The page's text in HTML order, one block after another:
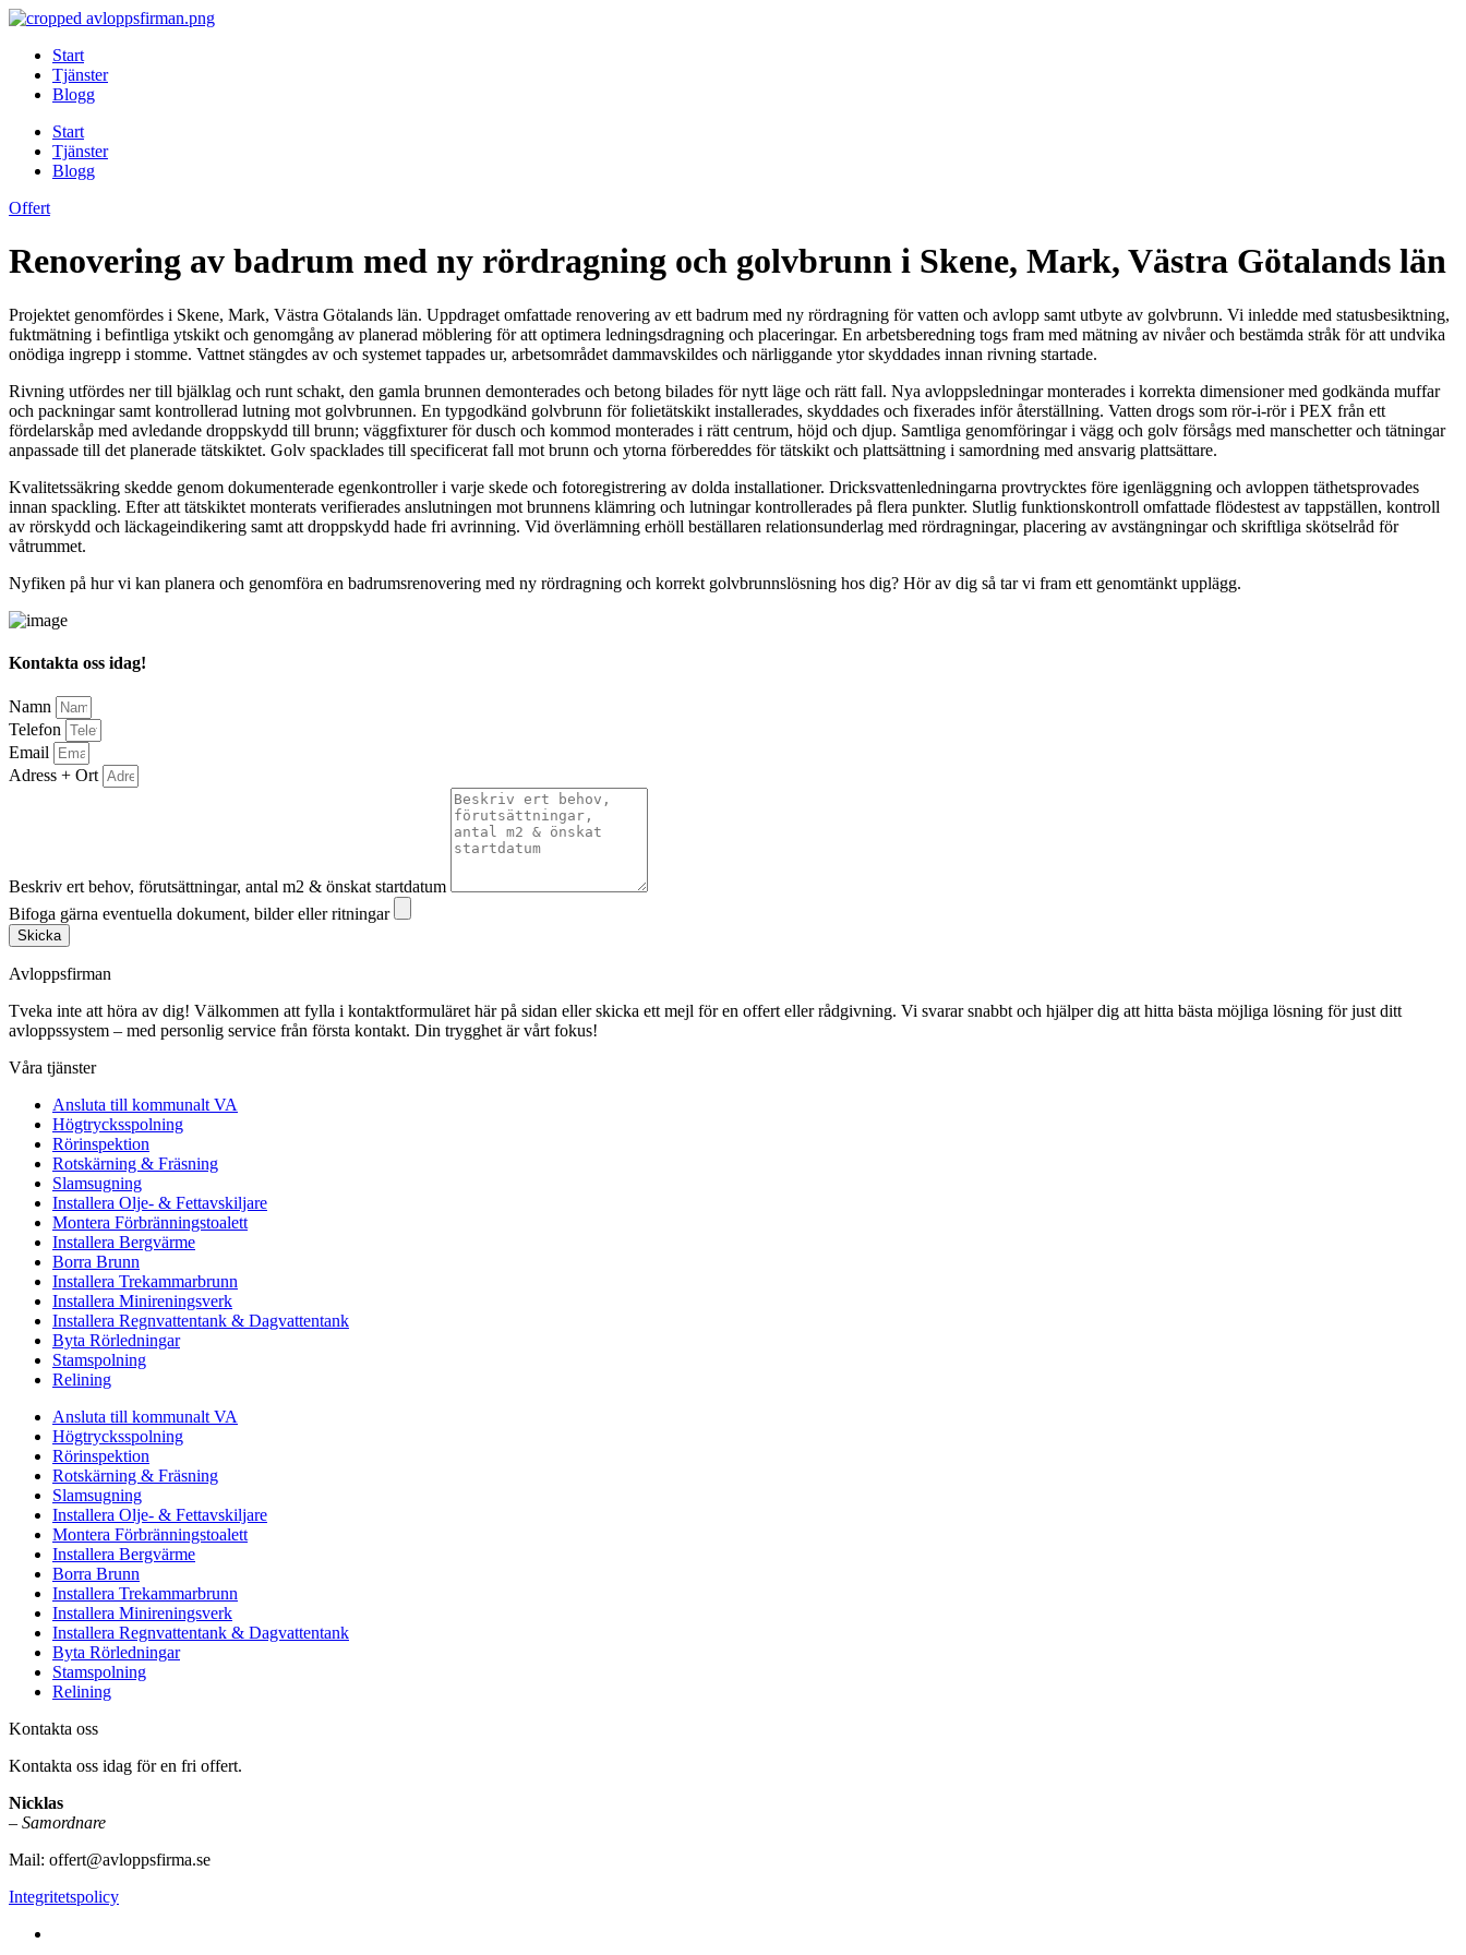
Skip
contentStart
Tjänster
Blogg
Start
Tjänster
Blogg
Offert
Renovering av badrum med ny rördragning och golvbrunn i Skene, Mark, Västra Götalands län
Projektet genomfördes i Skene, Mark, Västra Götalands län. Uppdraget omfattade renovering av ett badrum med ny rördragning för vatten och avlopp samt utbyte av golvbrunn. Vi inledde med statusbesiktning,
fuktmätning i befintliga ytskikt och genomgång av planerad möblering för att optimera ledningsdragning och placeringar. En arbetsberedning togs fram med mätning av nivåer och bestämda stråk för att undvika
onödiga ingrepp i stomme. Vattnet stängdes av och systemet tappades ur, arbetsområdet dammavskildes och närliggande ytor skyddades innan rivning startade.
Rivning utfördes ner till bjälklag och runt schakt, den gamla brunnen demonterades och betong bilades för nytt läge och rätt fall. Nya avloppsledningar monterades i korrekta dimensioner med godkända muffar
och packningar samt kontrollerad lutning mot golvbrunnen. En typgodkänd golvbrunn för folietätskikt installerades, skyddades och fixerades inför återställning. Vatten drogs som rör-i-rör i PEX från ett
fördelarskåp med avledande droppskydd till brunn; väggfixturer för dusch och kommod monterades i rätt centrum, höjd och djup. Samtliga genomföringar i vägg och golv försågs med manschetter och tätningar
anpassade till det planerade tätskiktet. Golv spacklades till specificerat fall mot brunn och ytorna förbereddes för tätskikt och plattsättning i samordning med ansvarig plattsättare.
Kvalitetssäkring skedde genom dokumenterade egenkontroller i varje skede och fotoregistrering av dolda installationer. Dricksvattenledningarna provtrycktes före igenläggning och avloppen täthetsprovades
innan spackling. Efter att tätskiktet monterats verifierades anslutningen mot brunnens klämring och lutningar kontrollerades på flera punkter. Slutlig funktionskontroll omfattade flödestest av tappställen, kontroll
av rörskydd och läckageindikering samt att droppskydd hade fri avrinning. Vid överlämning erhöll beställaren relationsunderlag med rördragningar, placering av avstängningar och skriftliga skötselråd för
våtrummet.
Nyfiken på hur vi kan planera och genomföra en badrumsrenovering med ny rördragning och korrekt golvbrunnslösning hos dig? Hör av dig så tar vi fram ett genomtänkt upplägg.
Kontakta oss idag!
Namn
Telefon
Email
Adress + Ort
Beskriv ert behov, förutsättningar, antal m2 & önskat startdatum
Bifoga gärna eventuella dokument, bilder eller ritningar
Skicka
Avloppsfirman
Tveka inte att höra av dig! Välkommen att fylla i kontaktformuläret här på sidan eller skicka ett mejl för en offert eller rådgivning. Vi svarar snabbt och hjälper dig att hitta bästa möjliga lösning för just ditt
avloppssystem – med personlig service från första kontakt. Din trygghet är vårt fokus!
Våra tjänster
Ansluta till kommunalt VA
Högtrycksspolning
Rörinspektion
Rotskärning & Fräsning
Slamsugning
Installera Olje- & Fettavskiljare
Montera Förbränningstoalett
Installera Bergvärme
Borra Brunn
Installera Trekammarbrunn
Installera Minireningsverk
Installera Regnvattentank & Dagvattentank
Byta Rörledningar
Stamspolning
Relining
Ansluta till kommunalt VA
Högtrycksspolning
Rörinspektion
Rotskärning & Fräsning
Slamsugning
Installera Olje- & Fettavskiljare
Montera Förbränningstoalett
Installera Bergvärme
Borra Brunn
Installera Trekammarbrunn
Installera Minireningsverk
Installera Regnvattentank & Dagvattentank
Byta Rörledningar
Stamspolning
Relining
Kontakta oss
Kontakta oss idag för en fri offert.
Nicklas
– Samordnare
Mail: offert@avloppsfirma.se
Integritetspolicy